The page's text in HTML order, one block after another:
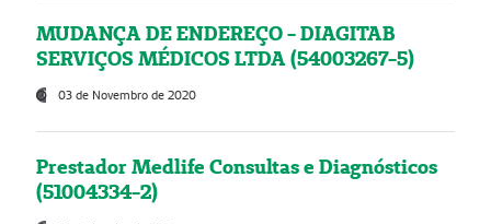
MUDANÇA DE ENDEREÇO - DIAGITAB
SERVIÇOS MÉDICOS LTDA (54003267-5)
03 de Novembro de 2020
Prestador Medlife Consultas e Diagnósticos
(51004334-2)